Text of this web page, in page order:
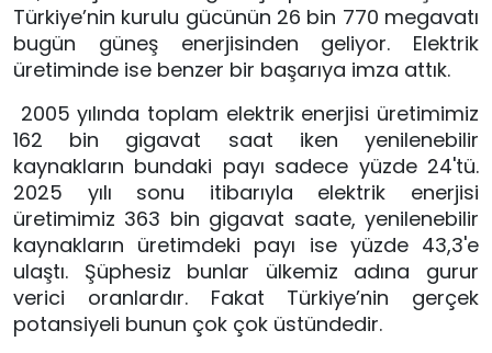
Türkiye’nin kurulu gücünün 26 bin 770 megavatı
bugün güneş enerjisinden geliyor. Elektrik
üretiminde ise benzer bir başarıya imza attık.
162 bin gigavat saat iken yenilenebilir
kaynakların bundaki payı sadece yüzde 24'tü.
2025 yılı sonu itibarıyla elektrik enerjisi
üretimimiz 363 bin gigavat saate, yenilenebilir
kaynakların üretimdeki payı ise yüzde 43,3'e
ulaştı. Şüphesiz bunlar ülkemiz adına gurur
verici oranlardır. Fakat Türkiye’nin gerçek
potansiyeli bunun çok çok üstündedir.